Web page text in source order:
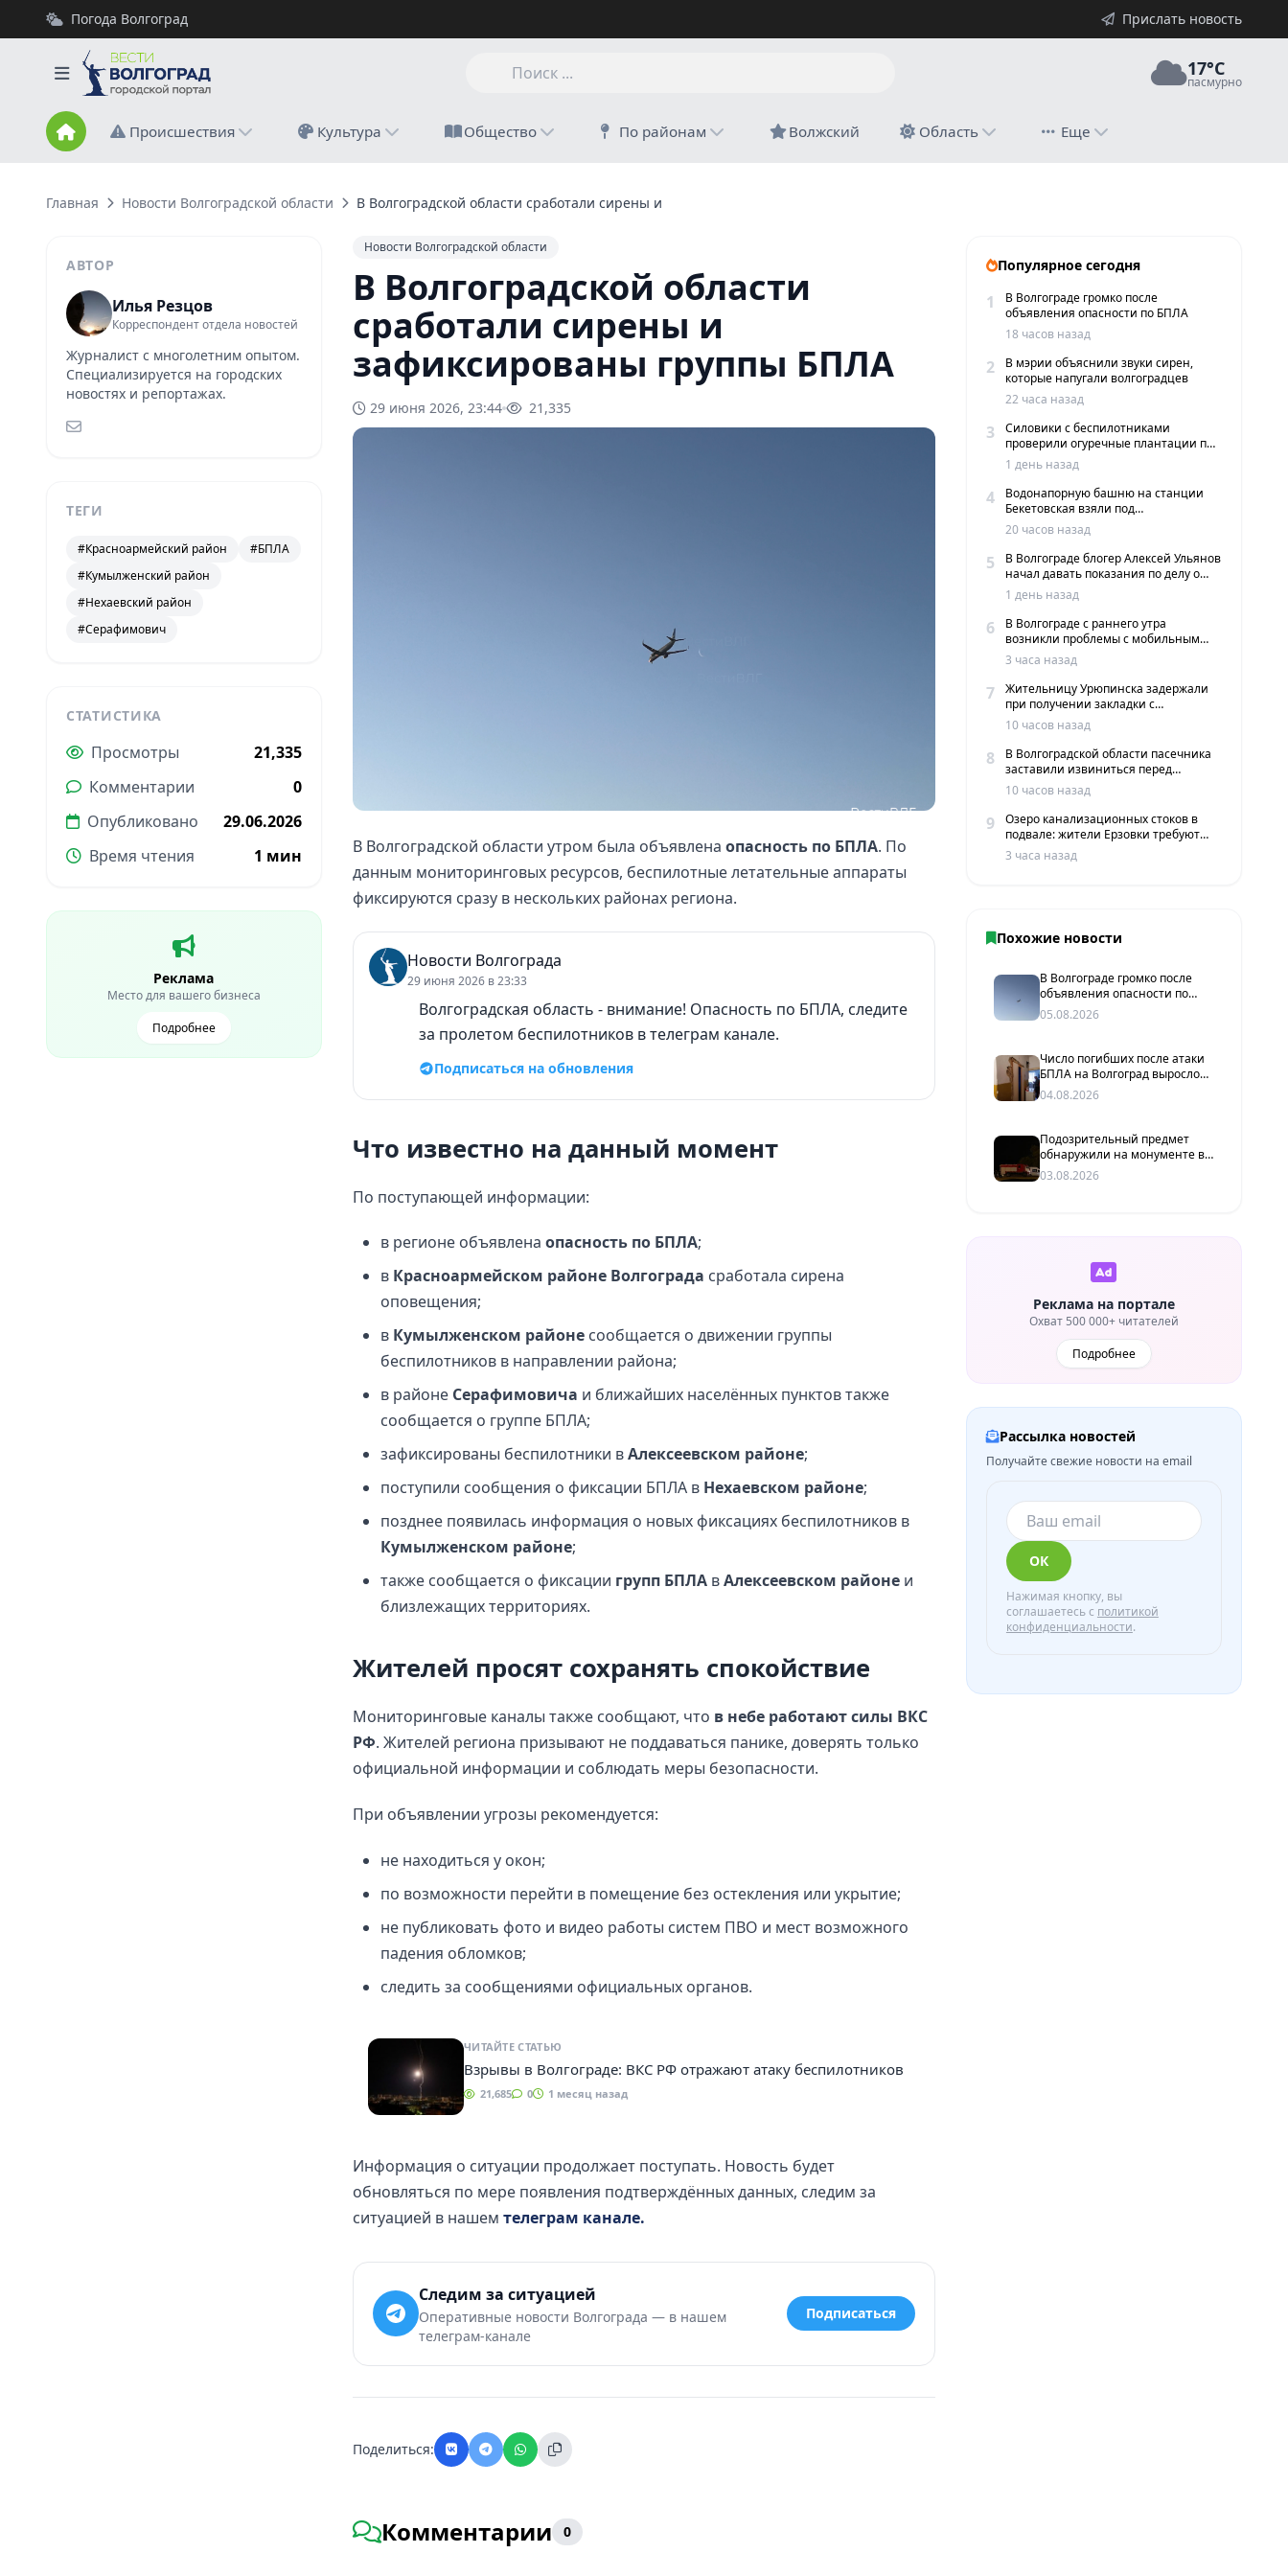
Погода Волгоград Прислать новость
17°C
пасмурно
Происшествия Культура Общество По районам Волжский Область Еще
Главная Новости Волгоградской области В Волгоградской области сработали сирены и зафиксированы группы БПЛА
АВТОР
Илья Резцов
Корреспондент отдела новостей
Журналист с многолетним опытом.
Специализируется на городских
новостях и репортажах.
ТЕГИ
#Красноармейский район
#БПЛА
#Кумылженский район
#Нехаевский район
#Серафимович
СТАТИСТИКА
Просмотры
21,335
Комментарии
0
Опубликовано
29.06.2026
Время чтения
1 мин
Реклама
Место для вашего бизнеса
Подробнее
Новости Волгоградской области
В Волгоградской области
сработали сирены и
зафиксированы группы БПЛА
29 июня 2026, 23:44 21,335
В Волгоградской области утром была объявлена опасность по БПЛА. По
данным мониторинговых ресурсов, беспилотные летательные аппараты
фиксируются сразу в нескольких районах региона.
Новости Волгограда
29 июня 2026 в 23:33
Волгоградская область - внимание! Опасность по БПЛА, следите
за пролетом беспилотников в телеграм канале.
Подписаться на обновления
Что известно на данный момент
По поступающей информации:
в регионе объявлена опасность по БПЛА;
в Красноармейском районе Волгограда сработала сирена
оповещения;
в Кумылженском районесообщается о движении группы
беспилотников в направлении района;
в районе Серафимовича и ближайших населённых пунктов также
сообщается о группе БПЛА;
зафиксированы беспилотники вАлексеевском районе;
поступили сообщения о фиксации БПЛА в Нехаевском районе;
позднее появилась информация о новых фиксациях беспилотников в
Кумылженском районе;
также сообщается о фиксации групп БПЛАвАлексеевском районеи
близлежащих территориях.
Жителей просят сохранять спокойствие
Мониторинговые каналы также сообщают, что в небе работают силы ВКС
РФ. Жителей региона призывают не поддаваться панике, доверять только
официальной информации и соблюдать меры безопасности.
При объявлении угрозы рекомендуется:
не находиться у окон;
по возможности перейти в помещение без остекления или укрытие;
не публиковать фото и видео работы систем ПВО и мест возможного
падения обломков;
следить за сообщениями официальных органов.
ЧИТАЙТЕ СТАТЬЮ
Взрывы в Волгограде: ВКС РФ отражают атаку беспилотников
21,685 0 1 месяц назад
Информация о ситуации продолжает поступать. Новость будет
обновляться по мере появления подтверждённых данных, следим за
ситуацией в нашем телеграм канале.
Следим за ситуацией
Оперативные новости Волгограда — в нашем
телеграм-канале
Подписаться
Поделиться:
Комментарии 0
Популярное сегодня
1
В Волгограде громко после
объявления опасности по БПЛА
18 часов назад
2
В мэрии объяснили звуки сирен,
которые напугали волгоградцев
22 часа назад
3
Силовики с беспилотниками
проверили огуречные плантации под
Волгоградом
1 день назад
4
Водонапорную башню на станции
Бекетовская взяли под
государственную охрану
20 часов назад
5
В Волгограде блогер Алексей Ульянов
начал давать показания по делу о
вымогательстве
1 день назад
6
В Волгограде с раннего утра
возникли проблемы с мобильным
интернетом и сервисами такси
3 часа назад
7
Жительницу Урюпинска задержали
при получении закладки с
мефедроном в Волгограде
10 часов назад
8
В Волгоградской области пасечника
заставили извиниться перед
жителями хутора
10 часов назад
9
Озеро канализационных стоков в
подвале: жители Ерзовки требуют
срочных мер
3 часа назад
Похожие новости
В Волгограде громко после
объявления опасности по
БПЛА
05.08.2026
Число погибших после атаки
БПЛА на Волгоград выросло
до двух человек
04.08.2026
Подозрительный предмет
обнаружили на монументе в
Красноармейском районе
03.08.2026
Реклама на портале
Охват 500 000+ читателей
Подробнее
Рассылка новостей
Получайте свежие новости на email
ОК
Нажимая кнопку, вы
соглашаетесь с политикой
конфиденциальности.